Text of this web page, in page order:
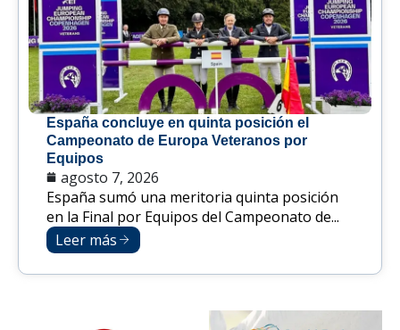
España concluye en quinta posición el
Campeonato de Europa Veteranos por
Equipos
agosto 7, 2026
España sumó una meritoria quinta posición
en la Final por Equipos del Campeonato de...
Leer más